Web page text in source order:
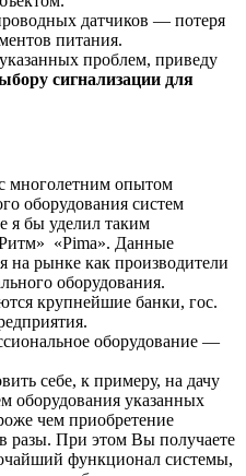
датчиков — потеря
питания.
проблем, приведу
сигнализации для
многолетним опытом
оборудования систем
я бы уделил таким
«Pima». Данные
на рынке как производители
оборудования.
крупнейшие банки, гос.
оборудование —
себе, к примеру, на дачу
оборудования указанных
чем приобретение
разы. При этом Вы получаете
функционал системы,